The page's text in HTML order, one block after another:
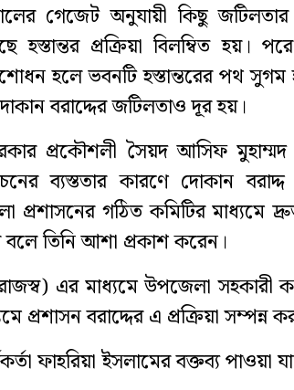
গেজেট অনুযায়ী কিছু
হস্তান্তর প্রক্রিয়া বিলম্বিত হয়।
হলে ভবনটি হস্তান্তরের পথ
বরাদ্দের জটিলতাও দূর হয়।
প্রকৌশলী সৈয়দ আসিফ মুহাম্মদ
ব্যস্ততার কারণে দোকান বরাদ্দ
প্রশাসনের গঠিত কমিটির মাধ্যমে
বলে তিনি আশা প্রকাশ করেন।
এর মাধ্যমে উপজেলা সহকারী
প্রশাসন বরাদ্দের এ প্রক্রিয়া সম্পন্ন
ফাহরিয়া ইসলামের বক্তব্য পাওয়া